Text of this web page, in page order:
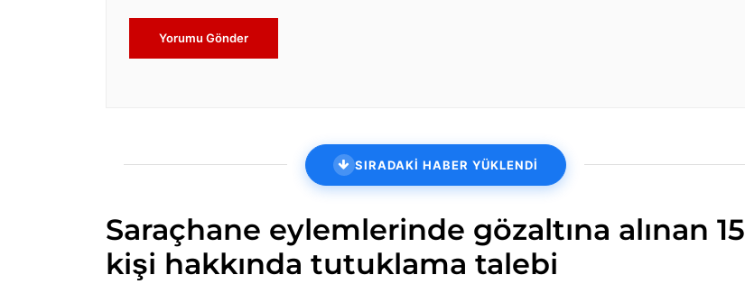
Yorumu Gönder
SIRADAKİ HABER YÜKLENDİ
Saraçhane eylemlerinde gözaltına alınan 15
kişi hakkında tutuklama talebi